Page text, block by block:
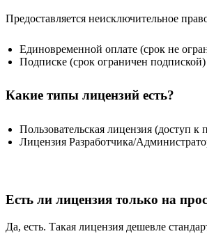
Предоставляется неисключительное
Единовременной оплате (срок не
Подписке (срок ограничен подпиской)
Какие типы лицензий есть?
Пользовательская лицензия (доступ
Лицензия Разработчика/
Есть ли лицензия только на
Да, есть. Такая лицензия дешевле